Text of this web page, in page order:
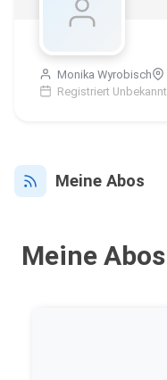
Monika Wyrobisch
Registriert Unbekannt
Meine Abos
Meine Abos